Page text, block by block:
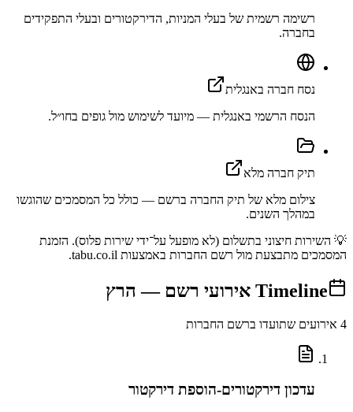
רשימה רשמית של בעלי המניות, הדירקטורים ובעלי התפקידים
בחברה.
נסח חברה באנגלית
הנסח הרשמי באנגלית — מיועד לשימוש מול גופים בחו״ל.
תיק חברה מלא
צילום מלא של תיק החברה ברשם — כולל כל המסמכים שהוגשו
במהלך השנים.
💡 השירות חיצוני בתשלום (לא מופעל על־ידי שירות פלוס). הזמנת
המסמכים מתבצעת מול רשם החברות באמצעות tabu.co.il.
Timeline אירועי רשם — הרץ
4 אירועים שתועדו ברשם החברות
עדכון דירקטורים-הוספת דירקטור